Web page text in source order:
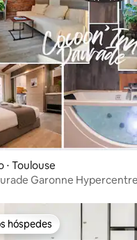
Toulouse
Garonne
hóspedes
hóspedes